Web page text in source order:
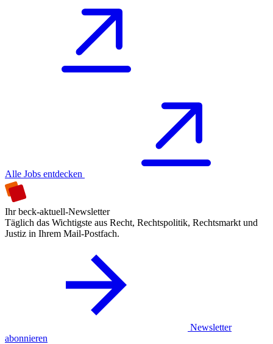
Alle Jobs entdecken
Ihr beck-aktuell-Newsletter
Täglich das Wichtigste aus Recht, Rechtspolitik, Rechtsmarkt und
Justiz in Ihrem Mail-Postfach.
Newsletter
abonnieren